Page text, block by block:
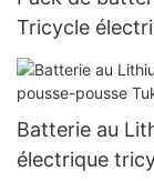
Tricycle
électrique
Batterie au
électrique